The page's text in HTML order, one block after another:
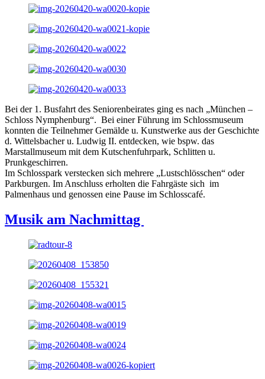
Bei der 1. Busfahrt des Seniorenbeirates ging es nach „München –
Schloss Nymphenburg“. Bei einer Führung im Schlossmuseum
konnten die Teilnehmer Gemälde u. Kunstwerke aus der Geschichte
d. Wittelsbacher u. Ludwig II. entdecken, wie bspw. das
Marstallmuseum mit dem Kutschenfuhrpark, Schlitten u.
Prunkgeschirren.
Im Schlosspark verstecken sich mehrere „Lustschlösschen“ oder
Parkburgen. Im Anschluss erholten die Fahrgäste sich im
Palmenhaus und genossen eine Pause im Schlosscafé.
Musik am Nachmittag